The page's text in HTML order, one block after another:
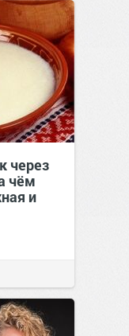
через
чём
и